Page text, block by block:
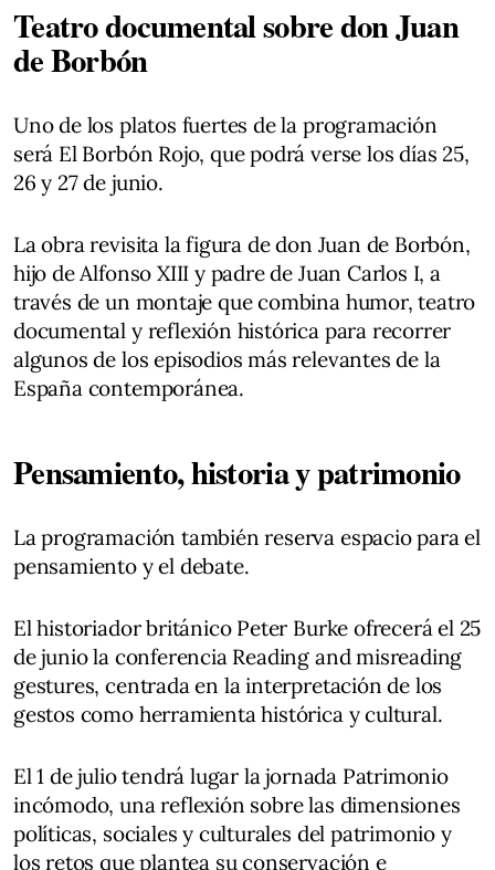
Teatro documental sobre don Juan
de Borbón
Uno de los platos fuertes de la programación
será El Borbón Rojo, que podrá verse los días 25,
26 y 27 de junio.
La obra revisita la figura de don Juan de Borbón,
hijo de Alfonso XIII y padre de Juan Carlos I, a
través de un montaje que combina humor, teatro
documental y reflexión histórica para recorrer
algunos de los episodios más relevantes de la
España contemporánea.
Pensamiento, historia y patrimonio
La programación también reserva espacio para el
pensamiento y el debate.
El historiador británico Peter Burke ofrecerá el 25
de junio la conferencia Reading and misreading
gestures, centrada en la interpretación de los
gestos como herramienta histórica y cultural.
El 1 de julio tendrá lugar la jornada Patrimonio
incómodo, una reflexión sobre las dimensiones
políticas, sociales y culturales del patrimonio y
los retos que plantea su conservación e